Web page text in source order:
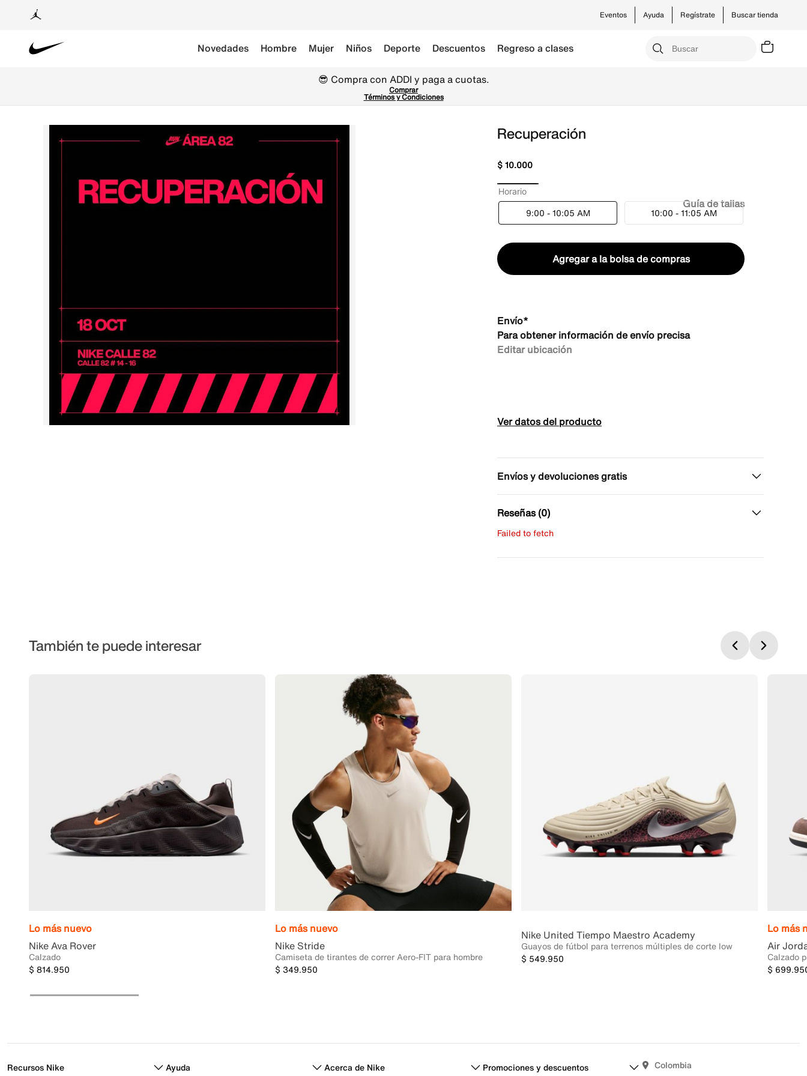
Buscar tienda
Ayuda Regístrate
Eventos
Novedades Hombre Mujer Niños Deporte Descuentos Regreso a clases
😎 Compra con ADDI y paga a cuotas.
Comprar
Términos y Condiciones
Recuperación
$10.000
Horario
9:00 - 10:05 AM 10:00 - 11:05 AM
Guía de tallas
Agregar a la bolsa de compras
Envío*
Para obtener información de envío precisa
Editar ubicación
Ver datos del producto
Envíos y devoluciones gratis
Reseñas (0)
Failed to fetch
También te puede interesar
Lo más nuevo
Nike Ava Rover
Calzado
$ 814.950
Lo más nuevo
Nike Stride
Camiseta de tirantes de correr Aero-FIT para hombre
$ 349.950
Nike United Tiempo Maestro Academy
Guayos de fútbol para terrenos múltiples de corte low
$ 549.950
Lo más
Air
Calzado
$
Recursos Nike Ayuda Acerca de Nike Promociones y descuentos Colombia